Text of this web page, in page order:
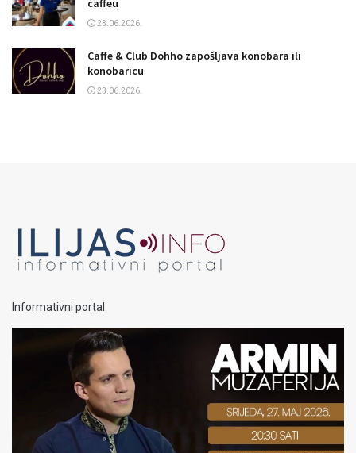
caffeu
23.06.2026.
Caffe & Club Dohho zapošljava konobara ili
konobaricu
23.06.2026.
Informativni portal.